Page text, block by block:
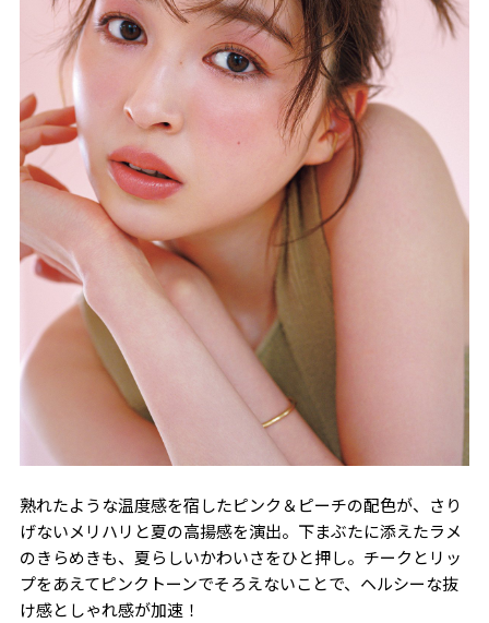
熟れたような温度感を宿したピンク＆ピーチの配色が、さり
げないメリハリと夏の高揚感を演出。下まぶたに添えたラメ
のきらめきも、夏らしいかわいさをひと押し。チークとリッ
プをあえてピンクトーンでそろえないことで、ヘルシーな抜
け感としゃれ感が加速！